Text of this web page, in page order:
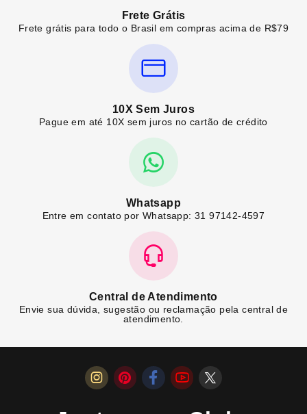
Frete Grátis
Frete grátis para todo o Brasil em compras acima de R$79
10X Sem Juros
Pague em até 10X sem juros no cartão de crédito
Whatsapp
Entre em contato por Whatsapp: 31 97142-4597
Central de Atendimento
Envie sua dúvida, sugestão ou reclamação pela central de
atendimento.